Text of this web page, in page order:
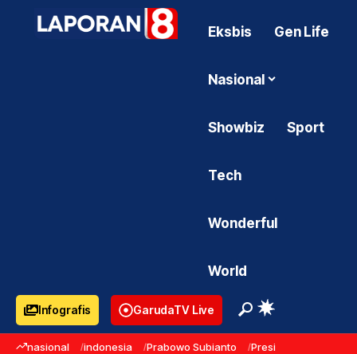
Eksbis Gen Life
Nasional
Showbiz Sport
Tech
Wonderful
World
Infografis GarudaTV Live
nasional indonesia Prabowo Subianto Presiden Prabowo